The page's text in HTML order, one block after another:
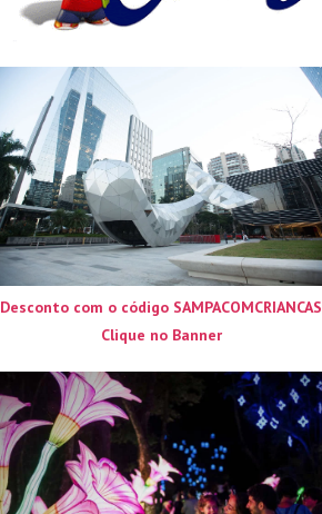
Desconto com o código SAMPACOMCRIANCAS
Clique no Banner